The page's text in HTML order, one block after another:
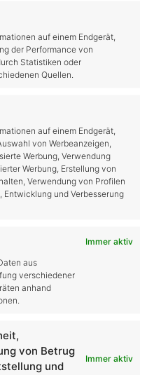
auf einem Endgerät,
der Performance von
Statistiken oder
Quellen.
auf einem Endgerät,
von Werbeanzeigen,
Werbung, Verwendung
Werbung, Erstellung von
Verwendung von Profilen
und Verbesserung
Immer aktiv
aus
verschiedener
anhand
von Betrug
und
Immer aktiv